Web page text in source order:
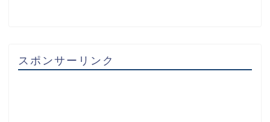
スポンサーリンク